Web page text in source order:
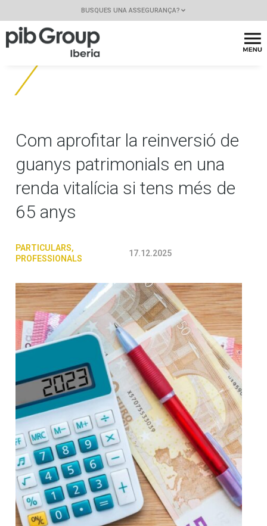
BUSQUES UNA ASSEGURANÇA?
Com aprofitar la reinversió de
guanys patrimonials en una
renda vitalícia si tens més de
65 anys
PARTICULARS,
PROFESSIONALS
17.12.2025